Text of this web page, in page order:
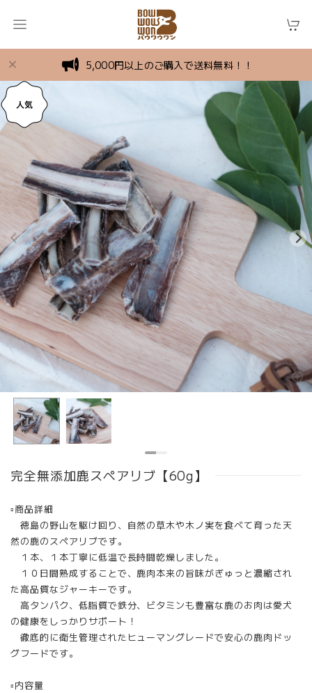
5,000円以上のご購入で送料無料！！
完全無添加鹿スペアリブ【60g】
▫︎商品詳細
徳島の野山を駆け回り、自然の草木や木ノ実を食べて育った天
然の鹿のスペアリブです。
１本、１本丁寧に低温で長時間乾燥しました。
１０日間熟成することで、鹿肉本来の旨味がぎゅっと濃縮され
た高品質なジャーキーです。
高タンパク、低脂質で鉄分、ビタミンも豊富な鹿のお肉は愛犬
の健康をしっかりサポート！
徹底的に衛生管理されたヒューマングレードで安心の鹿肉ドッ
グフードです。
▫︎内容量